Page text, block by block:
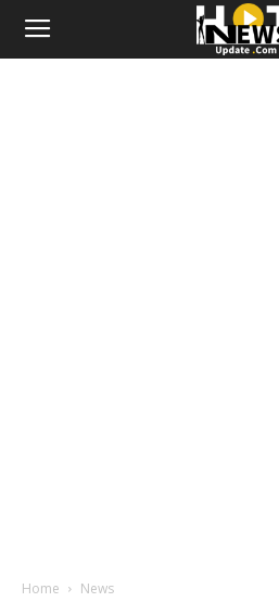
Home News